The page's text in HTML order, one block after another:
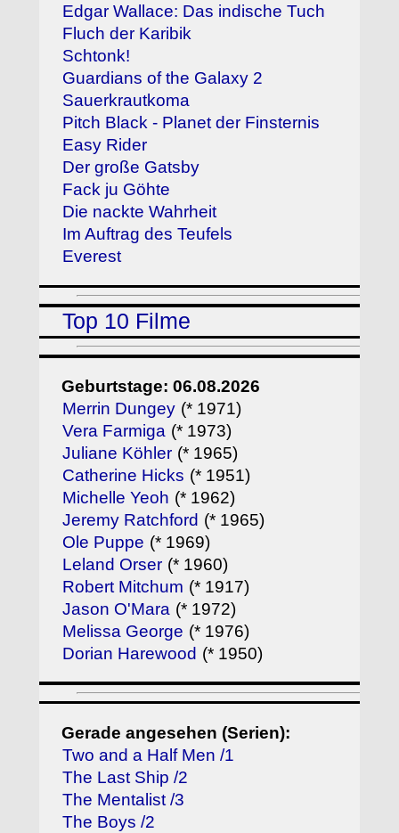
Edgar Wallace: Das indische Tuch
Fluch der Karibik
Schtonk!
Guardians of the Galaxy 2
Sauerkrautkoma
Pitch Black - Planet der Finsternis
Easy Rider
Der große Gatsby
Fack ju Göhte
Die nackte Wahrheit
Im Auftrag des Teufels
Everest
Top 10 Filme
Geburtstage: 06.08.2026
Merrin Dungey (* 1971)
Vera Farmiga (* 1973)
Juliane Köhler (* 1965)
Catherine Hicks (* 1951)
Michelle Yeoh (* 1962)
Jeremy Ratchford (* 1965)
Ole Puppe (* 1969)
Leland Orser (* 1960)
Robert Mitchum (* 1917)
Jason O'Mara (* 1972)
Melissa George (* 1976)
Dorian Harewood (* 1950)
Gerade angesehen (Serien):
Two and a Half Men /1
The Last Ship /2
The Mentalist /3
The Boys /2